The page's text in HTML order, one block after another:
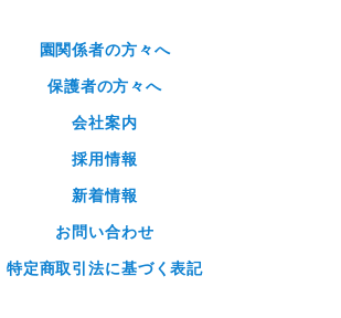
園関係者の方々へ
保護者の方々へ
会社案内
採用情報
新着情報
お問い合わせ
特定商取引法に基づく表記